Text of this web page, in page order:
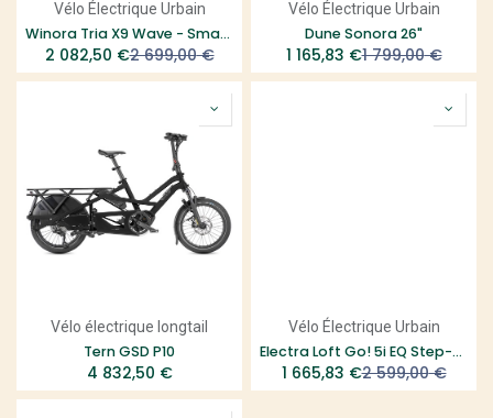
Vélo Électrique Urbain
Winora Tria X9 Wave - Smart System
2 082,50 €2 699,00€
Vélo Électrique Urbain
Dune Sonora 26"
1 165,83 €1 799,00€
Vélo électrique longtail
Tern GSD P10
4 832,50 €
Vélo Électrique Urbain
Electra Loft Go! 5i EQ Step-Thru - LLD
1 665,83 €2 599,00€